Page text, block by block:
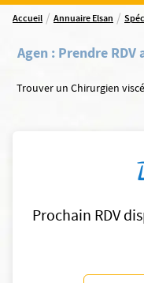
Accueil / Annuaire Elsan /
Agen : Prendre RDV
Trouver un Chirurgien
Prochain RDV